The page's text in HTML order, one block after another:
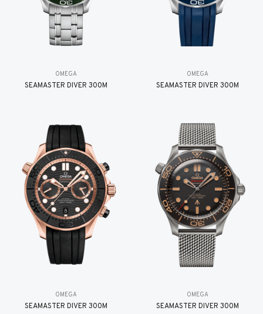
OMEGA
SEAMASTER DIVER 300M
OMEGA
SEAMASTER DIVER 300M
OMEGA
SEAMASTER DIVER 300M
OMEGA
SEAMASTER DIVER 300M